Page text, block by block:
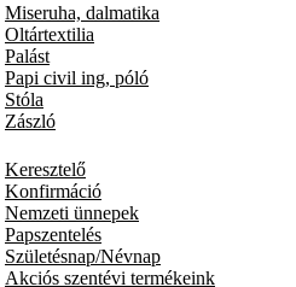
Miseruha, dalmatika
Oltártextilia
Palást
Papi civil ing, póló
Stóla
Zászló
Keresztelő
Konfirmáció
Nemzeti ünnepek
Papszentelés
Születésnap/Névnap
Akciós szentévi termékeink